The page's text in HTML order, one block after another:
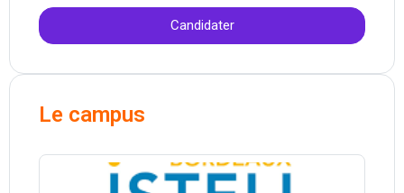
Candidater
Le campus